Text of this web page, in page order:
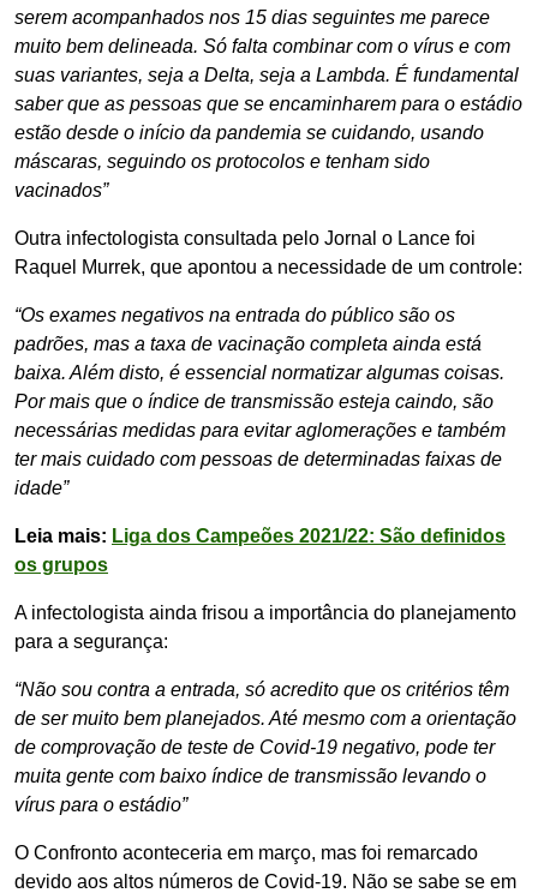
serem acompanhados nos 15 dias seguintes me parece
muito bem delineada. Só falta combinar com o vírus e com
suas variantes, seja a Delta, seja a Lambda. É fundamental
saber que as pessoas que se encaminharem para o estádio
estão desde o início da pandemia se cuidando, usando
máscaras, seguindo os protocolos e tenham sido
vacinados”
Outra infectologista consultada pelo Jornal o Lance foi
Raquel Murrek, que apontou a necessidade de um controle:
“Os exames negativos na entrada do público são os
padrões, mas a taxa de vacinação completa ainda está
baixa. Além disto, é essencial normatizar algumas coisas.
Por mais que o índice de transmissão esteja caindo, são
necessárias medidas para evitar aglomerações e também
ter mais cuidado com pessoas de determinadas faixas de
idade”
Leia mais: Liga dos Campeões 2021/22: São definidos
os grupos
A infectologista ainda frisou a importância do planejamento
para a segurança:
“Não sou contra a entrada, só acredito que os critérios têm
de ser muito bem planejados. Até mesmo com a orientação
de comprovação de teste de Covid-19 negativo, pode ter
muita gente com baixo índice de transmissão levando o
vírus para o estádio”
O Confronto aconteceria em março, mas foi remarcado
devido aos altos números de Covid-19. Não se sabe se em